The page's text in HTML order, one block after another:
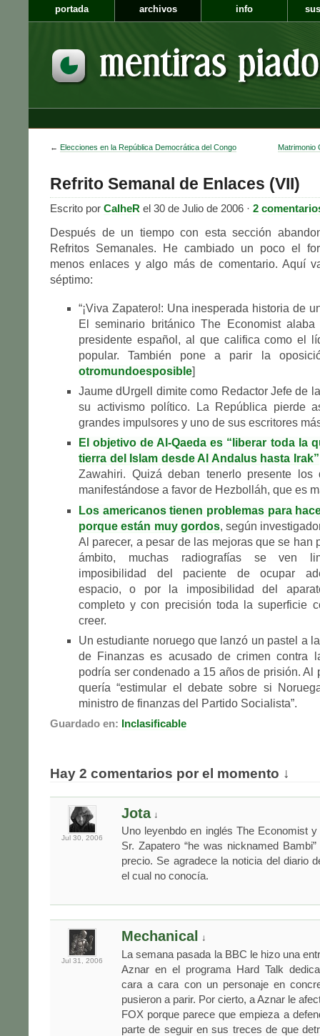
portada archivos info
← Elecciones en la República Democrática del Congo Matrimonio
Refrito Semanal de Enlaces (VII)
Escrito por CalheR el 30 de Julio de 2006 · 2
Después de un tiempo con esta sección
Refritos Semanales. He cambiado un poco el
menos enlaces y algo más de comentario. Aquí
séptimo:
“¡Viva Zapatero!: Una inesperada historia de
El seminario británico The Economist
presidente español, al que califica como el
popular. También pone a parir la
otromundoesposible]
Jaume dUrgell dimite como Redactor Jefe de
su activismo político. La República pierde
grandes impulsores y uno de sus escritores
El objetivo de Al-Qaeda es “liberar toda la
tierra del Islam desde Al Andalus hasta Irak”
Zawahiri. Quizá deban tenerlo presente
manifestándose a favor de Hezbolláh, que es
Los americanos tienen problemas para
porque están muy gordos, según
Al parecer, a pesar de las mejoras que se han
ámbito, muchas radiografías se ven
imposibilidad del paciente de ocupar
espacio, o por la imposibilidad del
completo y con precisión toda la superficie
creer.
Un estudiante noruego que lanzó un pastel a
de Finanzas es acusado de crimen contra
podría ser condenado a 15 años de prisión. Al
quería “estimular el debate sobre si
ministro de finanzas del Partido Socialista”.
Guardado en: Inclasificable
Hay 2 comentarios por el momento ↓
Jul 30, 2006
Jota↓
Uno leyenbdo en inglés The Economist
Sr. Zapatero “he was nicknamed
precio. Se agradece la noticia del diario
el cual no conocía.
Jul 31, 2006
Mechanical ↓
La semana pasada la BBC le hizo una
Aznar en el programa Hard Talk
cara a cara con un personaje en
pusieron a parir. Por cierto, a Aznar le
FOX porque parece que empieza a
parte de seguir en sus treces de que